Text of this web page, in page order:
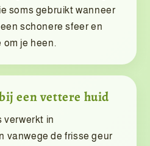
soms gebruikt wanneer
schonere sfeer en
om je heen.
een vettere huid
verwerkt in
vanwege de frisse geur